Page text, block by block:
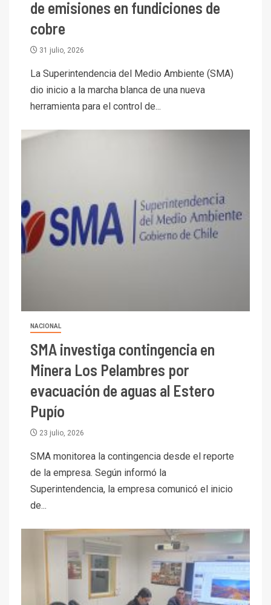
de emisiones en fundiciones de
cobre
31 julio, 2026
La Superintendencia del Medio Ambiente (SMA)
dio inicio a la marcha blanca de una nueva
herramienta para el control de...
NACIONAL
SMA investiga contingencia en
Minera Los Pelambres por
evacuación de aguas al Estero
Pupío
23 julio, 2026
SMA monitorea la contingencia desde el reporte
de la empresa. Según informó la
Superintendencia, la empresa comunicó el inicio
de...